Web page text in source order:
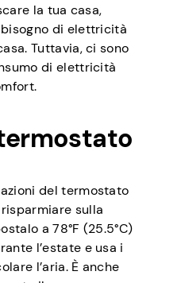
la tua casa,
di elettricità
Tuttavia, ci sono
di elettricità
del termostato
sulla
a 78°F (25.5°C)
l’estate e usa i
l’aria. È anche